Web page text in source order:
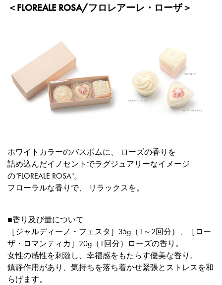
＜FLOREALE ROSA/フロレアーレ・ローザ＞
ホワイトカラーのバスボムに、 ローズの香りを
詰め込んだイノセントでラグジュアリーなイメージ
の"FLOREALE ROSA"。
フローラルな香りで、 リラックスを。
■香り及び量について
［ジャルディーノ・フェスタ］35g（1～2回分）、［ロー
ザ・ロマンティカ］20g（1回分）ローズの香り。
女性の感性を刺激し、幸福感をもたらす優美な香り。
鎮静作用があり、気持ちを落ち着かせ緊張とストレスを和
らげます。